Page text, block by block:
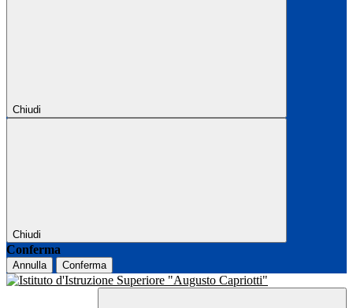
Chiudi
Chiudi
Conferma
Annulla Conferma